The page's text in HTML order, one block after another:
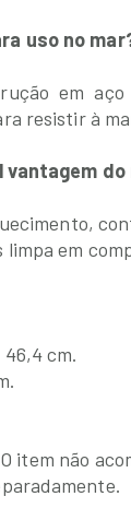
uso no
em
resistir à
vantagem
limpa em
cm.
O item não